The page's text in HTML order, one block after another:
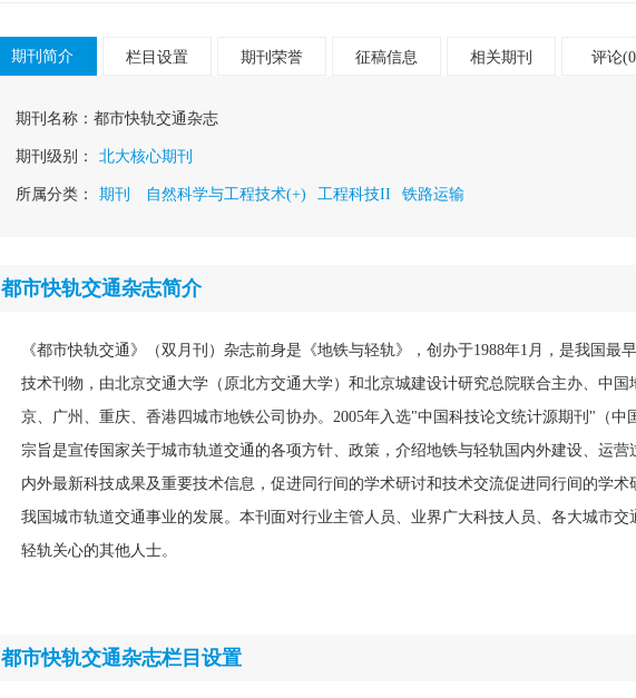
期刊简介 栏目设置 期刊荣誉 征稿信息 相关期刊 评论
期刊名称： 都市快轨交通杂志
期刊级别： 北大核心期刊
所属分类： 期刊 自然科学与工程技术(+) 工程科技II 铁路运输
都市快轨交通杂志简介
《都市快轨交通》（双月刊）杂志前身是《地铁与轻轨》，创办于1988年1月，是我国最
技术刊物，由北京交通大学（原北方交通大学）和北京城建设计研究总院联合主办、中国
京、广州、重庆、香港四城市地铁公司协办。2005年入选"中国科技论文统计源期刊"（中
宗旨是宣传国家关于城市轨道交通的各项方针、政策，介绍地铁与轻轨国内外建设、运营
内外最新科技成果及重要技术信息，促进同行间的学术研讨和技术交流促进同行间的学术
我国城市轨道交通事业的发展。本刊面对行业主管人员、业界广大科技人员、各大城市交
轻轨关心的其他人士。
都市快轨交通杂志栏目设置